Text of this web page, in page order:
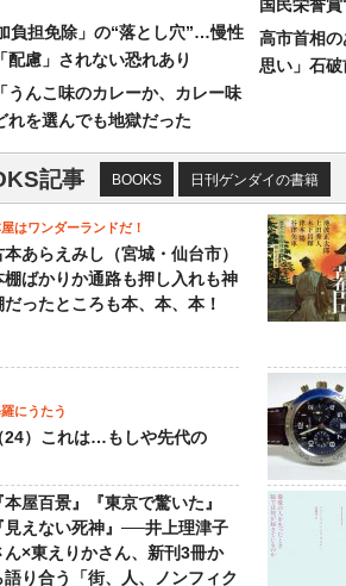
負担免除」の“落とし穴”…慢性
配慮」されない恐れあり
うんこ味のカレーか、カレー味
を選んでも地獄だった
国民栄誉
高市首相
思い」石
記事 BOOKS 日刊ゲンダイの書籍
はワンダーランドだ！
本あらえみし（宮城・仙台市）
棚ばかりか通路も押し入れも神
だったところも本、本、本！
にうたう
24）これは…もしや先代の
本屋百景』『東京で驚いた』
見えない死神』──井上理津子
ん×東えりかさん、新刊3冊か
語り合う「街、人、ノンフィク